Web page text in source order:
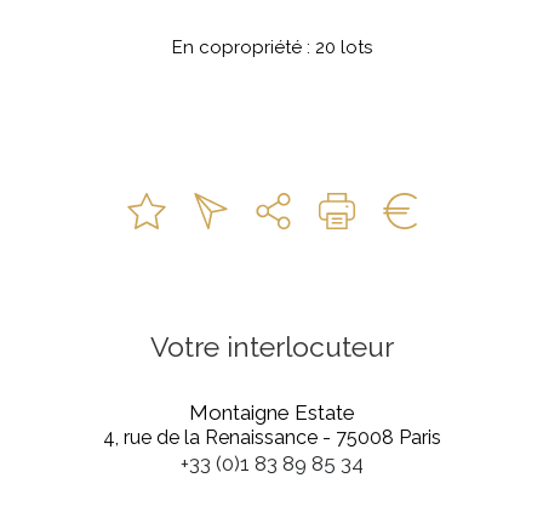
En copropriété : 20 lots
Votre interlocuteur
Montaigne Estate
4, rue de la Renaissance - 75008 Paris
+33 (0)1 83 89 85 34